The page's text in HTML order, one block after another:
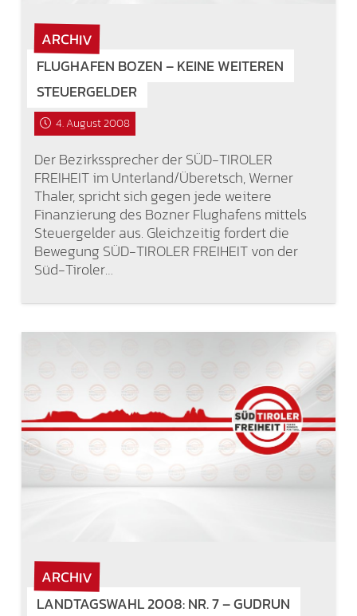
ARCHIV
FLUGHAFEN BOZEN – KEINE WEITEREN
STEUERGELDER
4. August 2008
Der Bezirkssprecher der SÜD-TIROLER
FREIHEIT im Unterland/Überetsch, Werner
Thaler, spricht sich gegen jede weitere
Finanzierung des Bozner Flughafens mittels
Steuergelder aus. Gleichzeitig fordert die
Bewegung SÜD-TIROLER FREIHEIT von der
Süd-Tiroler…
ARCHIV
LANDTAGSWAHL 2008: NR. 7 – GUDRUN